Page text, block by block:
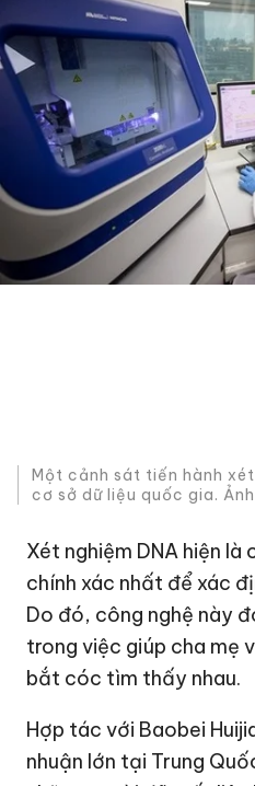
Một cảnh sát tiến hành
cơ sở dữ liệu quốc gia.
Xét nghiệm DNA hiện
chính xác nhất để xác
Do đó, công nghệ này
trong việc giúp cha mẹ
bắt cóc tìm thấy nhau.
Hợp tác với Baobei
nhuận lớn tại Trung